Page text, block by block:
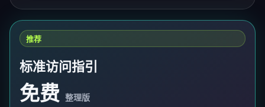
推荐
标准访问指引
免费 整理版